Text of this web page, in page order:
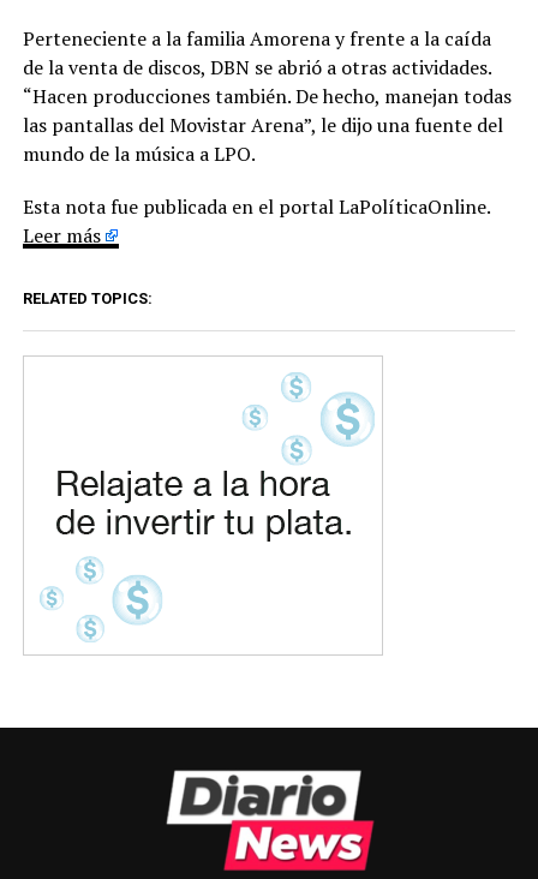
Perteneciente a la familia Amorena y frente a la caída
de la venta de discos, DBN se abrió a otras actividades.
“Hacen producciones también. De hecho, manejan todas
las pantallas del Movistar Arena”, le dijo una fuente del
mundo de la música a LPO.
Esta nota fue publicada en el portal LaPolíticaOnline.
Leer más
RELATED TOPICS: